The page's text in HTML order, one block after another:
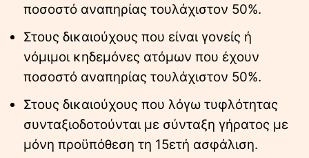
ποσοστό αναπηρίας τουλάχιστον 50%.
Στους δικαιούχους που είναι γονείς ή
νόμιμοι κηδεμόνες ατόμων που έχουν
ποσοστό αναπηρίας τουλάχιστον 50%.
Στους δικαιούχους που λόγω τυφλότητας
συνταξιοδοτούνται με σύνταξη γήρατος με
μόνη προϋπόθεση τη 15ετή ασφάλιση.